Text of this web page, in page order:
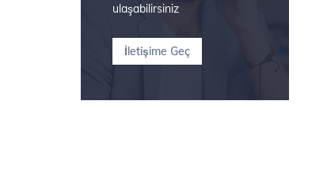
ulaşabilirsiniz
İletişime Geç